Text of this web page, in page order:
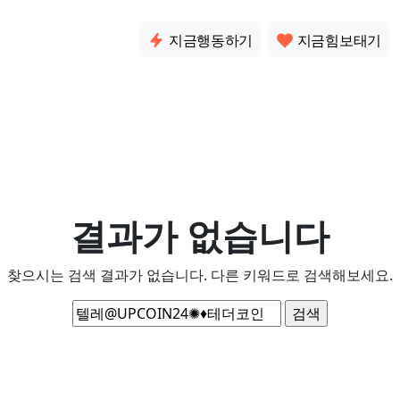
지금행동하기 지금힘보태기
결과가 없습니다
찾으시는 검색 결과가 없습니다. 다른 키워드로 검색해보세요.
검
색: